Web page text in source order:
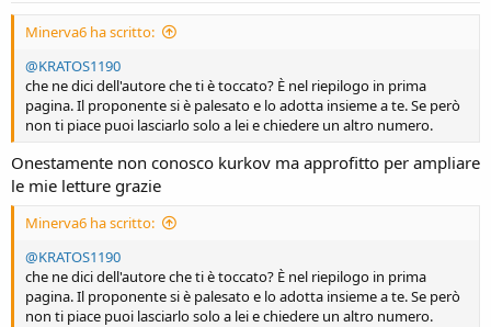
Minerva6 ha scritto:
@KRATOS1190
che ne dici dell'autore che ti è toccato? È nel riepilogo in prima
pagina. Il proponente si è palesato e lo adotta insieme a te. Se però
non ti piace puoi lasciarlo solo a lei e chiedere un altro numero.
Onestamente non conosco kurkov ma approfitto per ampliare
le mie letture grazie
Minerva6 ha scritto:
@KRATOS1190
che ne dici dell'autore che ti è toccato? È nel riepilogo in prima
pagina. Il proponente si è palesato e lo adotta insieme a te. Se però
non ti piace puoi lasciarlo solo a lei e chiedere un altro numero.